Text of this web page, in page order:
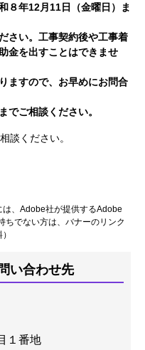
８年12月11日（金曜日）ま
さい。工事契約後や工事着
金を出すことはできませ
ますので、お早めにお問合
でご相談ください。
談ください。
、Adobe社が提供するAdobe
ちでない方は、バナーのリンク
い合わせ先
１番地